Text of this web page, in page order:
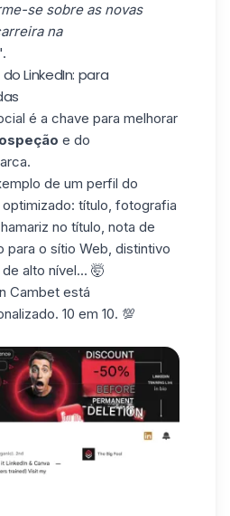
se sobre as novas
na
LinkedIn: para
é a chave para melhorar
e do
de um perfil do
título, fotografia
no título, nota de
para o sítio Web, distintivo
alto nível... 🤯
Cambet está
10 em 10. 💯